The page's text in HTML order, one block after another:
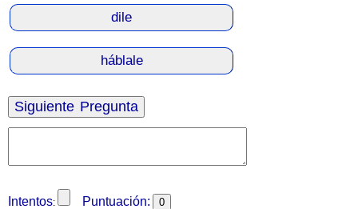
Intentos: Puntuación: